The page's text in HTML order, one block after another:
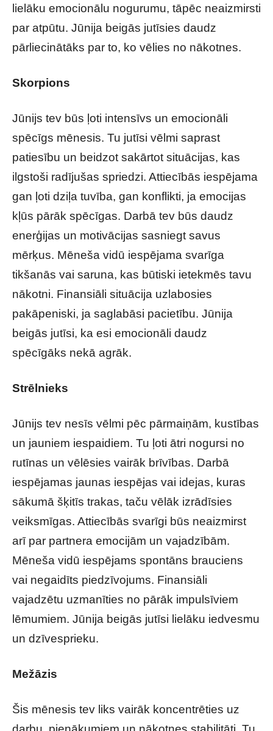
lielāku emocionālu nogurumu, tāpēc neaizmirsti
par atpūtu. Jūnija beigās jutīsies daudz
pārliecinātāks par to, ko vēlies no nākotnes.
Skorpions
Jūnijs tev būs ļoti intensīvs un emocionāli
spēcīgs mēnesis. Tu jutīsi vēlmi saprast
patiesību un beidzot sakārtot situācijas, kas
ilgstoši radījušas spriedzi. Attiecībās iespējama
gan ļoti dziļa tuvība, gan konflikti, ja emocijas
kļūs pārāk spēcīgas. Darbā tev būs daudz
enerģijas un motivācijas sasniegt savus
mērķus. Mēneša vidū iespējama svarīga
tikšanās vai saruna, kas būtiski ietekmēs tavu
nākotni. Finansiāli situācija uzlabosies
pakāpeniski, ja saglabāsi pacietību. Jūnija
beigās jutīsi, ka esi emocionāli daudz
spēcīgāks nekā agrāk.
Strēlnieks
Jūnijs tev nesīs vēlmi pēc pārmaiņām, kustības
un jauniem iespaidiem. Tu ļoti ātri nogursi no
rutīnas un vēlēsies vairāk brīvības. Darbā
iespējamas jaunas iespējas vai idejas, kuras
sākumā šķitīs trakas, taču vēlāk izrādīsies
veiksmīgas. Attiecībās svarīgi būs neaizmirst
arī par partnera emocijām un vajadzībām.
Mēneša vidū iespējams spontāns brauciens
vai negaidīts piedzīvojums. Finansiāli
vajadzētu uzmanīties no pārāk impulsīviem
lēmumiem. Jūnija beigās jutīsi lielāku iedvesmu
un dzīvesprieku.
Mežāzis
Šis mēnesis tev liks vairāk koncentrēties uz